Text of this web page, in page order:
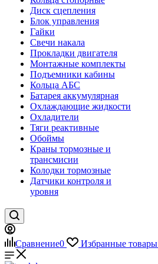
Диск сцепления
Блок управления
Гайки
Свечи накала
Прокладки двигателя
Монтажные комплекты
Подъемники кабины
Кольца АБС
Батарея аккумулярная
Охлаждающие жидкости
Охладители
Тяги реактивные
Обоймы
Краны тормозные и
трансмисии
Колодки тормозные
Датчики контроля и
уровня
Сравнение0 Избранные товары